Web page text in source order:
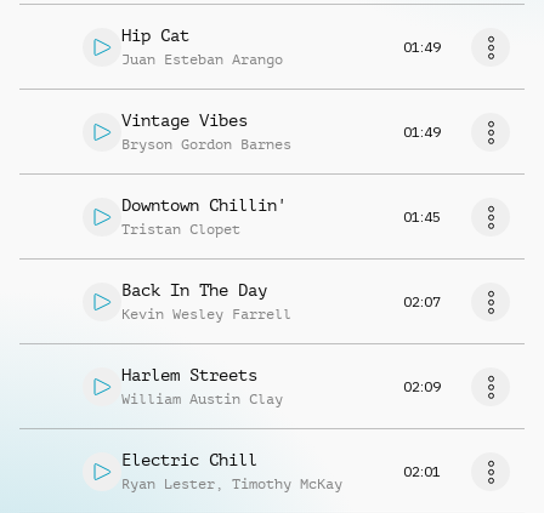
Hip Cat
Juan Esteban Arango
01:49
Vintage Vibes
Bryson Gordon Barnes
01:49
Downtown Chillin'
Tristan Clopet
01:45
Back In The Day
Kevin Wesley Farrell
02:07
Harlem Streets
William Austin Clay
02:09
Electric Chill
Ryan Lester , Timothy McKay
02:01